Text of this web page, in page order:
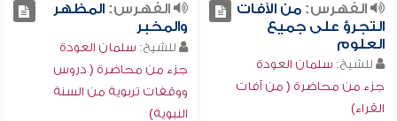
الفهرس:من الآفات
التجرؤ على جميع
العلوم
للشيخ: سلمان العودة
جزء من محاضرة ( من آفات
القراء)
الفهرس:المظهر
والمخبر
للشيخ: سلمان العودة
جزء من محاضرة ( دروس
ووقفات تربوية من السنة
النبوية)